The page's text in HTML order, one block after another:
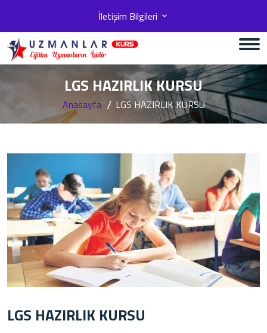
İletişim Bilgileri
LGS HAZIRLIK KURSU
Anasayfa LGS HAZIRLIK KURSU
LGS HAZIRLIK KURSU